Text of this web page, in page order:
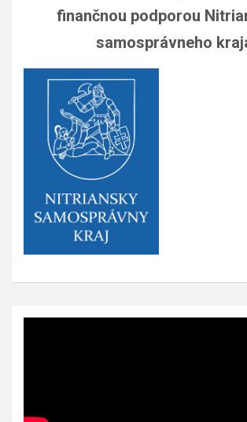
finančnou podporou
samosprávneho